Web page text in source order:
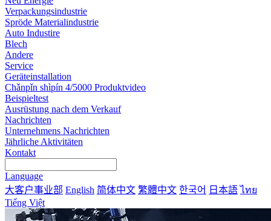
Verpackungsindustrie
Spröde Materialindustrie
Auto Industire
Blech
Andere
Service
Geräteinstallation
Chǎnpǐn shìpín 4/5000 Produktvideo
Beispieltest
Ausrüstung nach dem Verkauf
Nachrichten
Unternehmens Nachrichten
Jährliche Aktivitäten
Kontakt
Language
大客户事业部 English 简体中文 繁體中文 한국어 日本語 ไทย
Tiếng Việt